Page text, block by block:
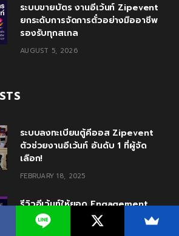
ระบบขายบัตร งานอีเว้นท์ Zipevent
ยกระดับการจัดการตั๋วอย่างมืออาชีพ
รองรับทุกสเกล
AUGUST 5, 2026
ระบบลงทะเบียนตู้คีออส Zipevent
ตัวช่วยงานอีเว้นท์ อันดับ 1 ที่ผู้จัด
เลือก!
FEBRUARY 18, 2025
รีวิวอีเว้นท์ให้ยอด Engagement
พุ่ง! ด้วย PR Marketing จาก
Zipevent